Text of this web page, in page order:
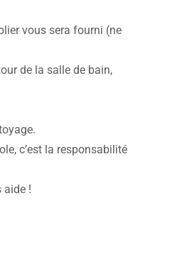
vous sera fourni (ne
de la salle de bain,
c’est la responsabilité
aide !